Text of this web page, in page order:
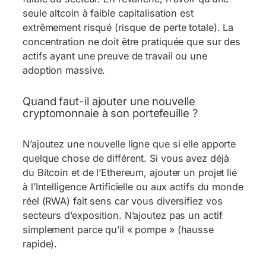
seule altcoin à faible capitalisation est
extrêmement risqué (risque de perte totale). La
concentration ne doit être pratiquée que sur des
actifs ayant une preuve de travail ou une
adoption massive.
Quand faut-il ajouter une nouvelle
cryptomonnaie à son portefeuille ?
N’ajoutez une nouvelle ligne que si elle apporte
quelque chose de différent. Si vous avez déjà
du Bitcoin et de l’Ethereum, ajouter un projet lié
à l’Intelligence Artificielle ou aux actifs du monde
réel (RWA) fait sens car vous diversifiez vos
secteurs d’exposition. N’ajoutez pas un actif
simplement parce qu’il « pompe » (hausse
rapide).